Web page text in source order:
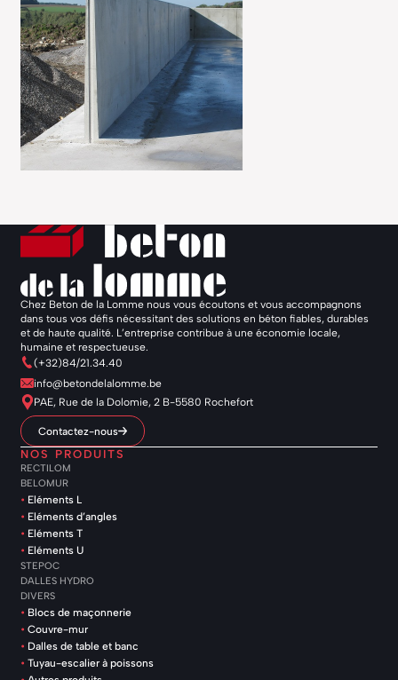
Chez Beton de la Lomme nous vous écoutons et vous accompagnons
dans tous vos défis nécessitant des solutions en béton fiables, durables
et de haute qualité. L’entreprise contribue à une économie locale,
humaine et respectueuse.
(+32)84/21.34.40
info@betondelalomme.be
PAE, Rue de la Dolomie, 2 B-5580 Rochefort
Contactez-nous
NOS PRODUITS
RECTILOM
BELOMUR
Eléments L
Eléments d’angles
Eléments T
Eléments U
STEPOC
DALLES HYDRO
DIVERS
Blocs de maçonnerie
Couvre-mur
Dalles de table et banc
Tuyau-escalier à poissons